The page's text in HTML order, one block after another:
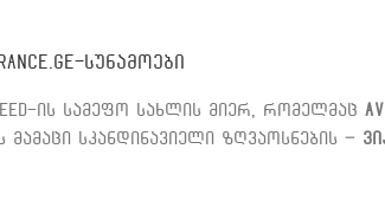
ᲡᲣᲜᲐᲛᲝᲔᲑᲘ
ის სამეფო სახლის მიერ, რომელმაც
სკანდინავიელი ზღვაოსნების –